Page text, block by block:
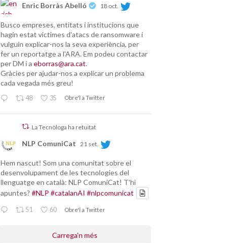
Enric Borràs Abelló 18 oct.
Busco empreses, entitats i institucions que
hagin estat víctimes d'atacs de ransomware i
vulguin explicar-nos la seva experiència, per
fer un reportatge a l'ARA. Em podeu contactar
per DM i a eborras@ara.cat.
Gràcies per ajudar-nos a explicar un problema
cada vegada més greu!
48 35 Obre'l a Twitter
La Tecnòloga ha retuitat
NLP ComuniCat 21 set.
Hem nascut! Som una comunitat sobre el
desenvolupament de les tecnologies del
llenguatge en català: NLP ComuniCat! T'hi
apuntes? #NLP #catalanAI #nlpcomunicat
51 60 Obre'l a Twitter
Carrega'n més